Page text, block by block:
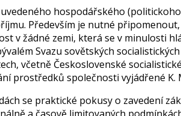
hospodářského
Především je nutné
v žádné zemi, která se v minulosti
Svazu sovětských
včetně Československé
prostředků společnosti vyjádřené K.
se praktické pokusy o zavedení